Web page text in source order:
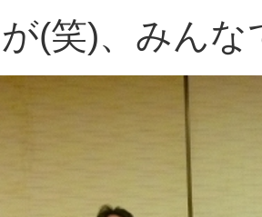
(笑)、みん